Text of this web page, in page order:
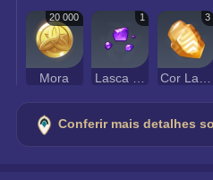
20 000
Mora
1 3
Conferir mais detalhes